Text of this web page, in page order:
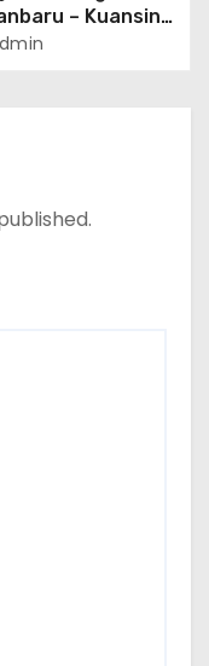
– Kuansing,
dan Dorong